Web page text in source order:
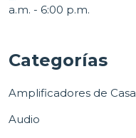
a.m. - 6:00 p.m.
Categorías
Amplificadores de Casa
Audio